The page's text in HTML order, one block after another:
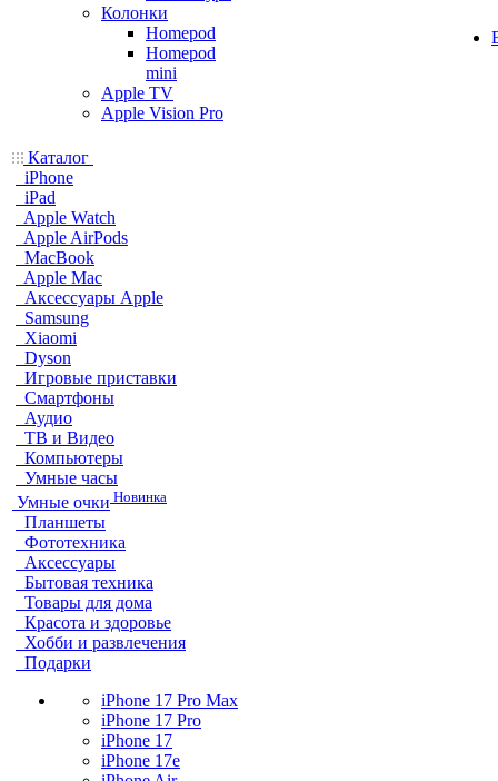
Колонки
Homepod
Homepod
mini
Apple TV
Apple Vision Pro
Каталог
iPhone
iPad
Apple Watch
Apple AirPods
MacBook
Apple Mac
Аксессуары Apple
Samsung
Xiaomi
Dyson
Игровые приставки
Смартфоны
Аудио
ТВ и Видео
Компьютеры
Умные часы
Умные очки Новинка
Планшеты
Фототехника
Аксессуары
Бытовая техника
Товары для дома
Красота и здоровье
Хобби и развлечения
Подарки
iPhone 17 Pro Max
iPhone 17 Pro
iPhone 17
iPhone 17e